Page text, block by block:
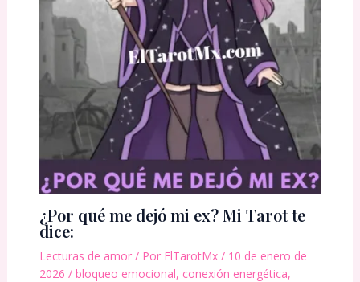
¿Por qué me dejó mi ex? Mi Tarot te
dice:
Lecturas de amor/ Por ElTarotMx / 10 de enero de
2026 / bloqueo emocional, conexión energética,